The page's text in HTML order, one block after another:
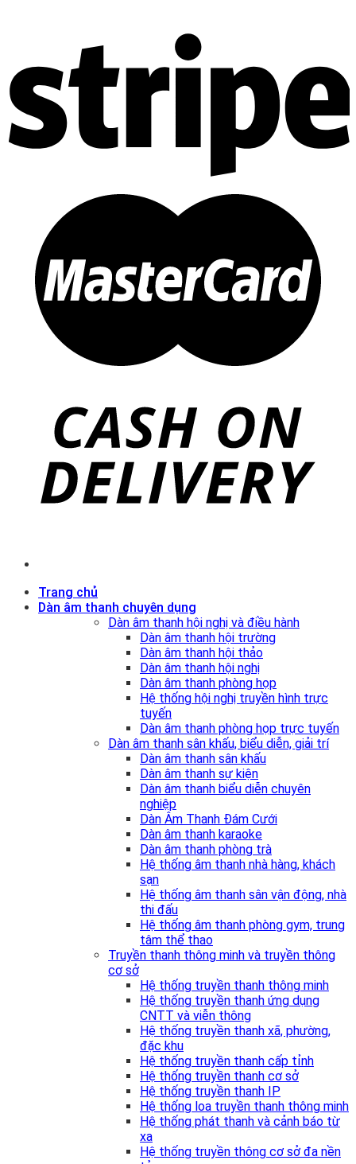
Trang chủ
Dàn âm thanh chuyên dụng
Dàn âm thanh hội nghị và điều hành
Dàn âm thanh hội trường
Dàn âm thanh hội thảo
Dàn âm thanh hội nghị
Dàn âm thanh phòng họp
Hệ thống hội nghị truyền hình trực
tuyến
Dàn âm thanh phòng họp trực tuyến
Dàn âm thanh sân khấu, biểu diễn, giải trí
Dàn âm thanh sân khấu
Dàn âm thanh sự kiện
Dàn âm thanh biểu diễn chuyên
nghiệp
Dàn Âm Thanh Đám Cưới
Dàn âm thanh karaoke
Dàn âm thanh phòng trà
Hệ thống âm thanh nhà hàng, khách
sạn
Hệ thống âm thanh sân vận động, nhà
thi đấu
Hệ thống âm thanh phòng gym, trung
tâm thể thao
Truyền thanh thông minh và truyền thông
cơ sở
Hệ thống truyền thanh thông minh
Hệ thống truyền thanh ứng dụng
CNTT và viễn thông
Hệ thống truyền thanh xã, phường,
đặc khu
Hệ thống truyền thanh cấp tỉnh
Hệ thống truyền thanh cơ sở
Hệ thống truyền thanh IP
Hệ thống loa truyền thanh thông minh
Hệ thống phát thanh và cảnh báo từ
xa
Hệ thống truyền thông cơ sở đa nền